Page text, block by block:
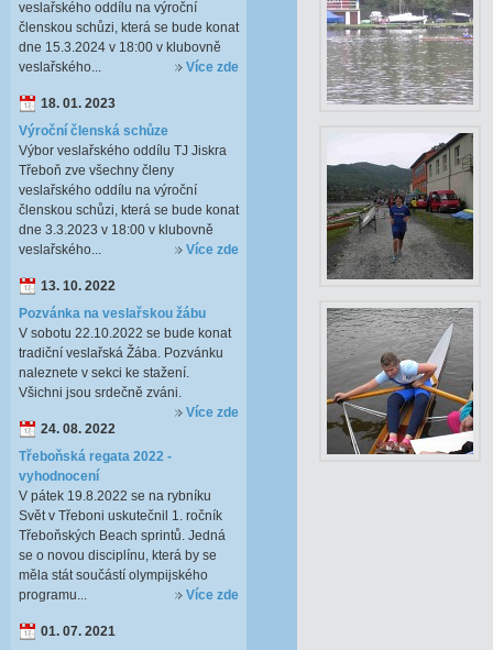
veslařského oddílu na výroční
členskou schůzi, která se bude konat
dne 15.3.2024 v 18:00 v klubovně
veslařského...
Více zde
18. 01. 2023
Výroční členská schůze
Výbor veslařského oddílu TJ Jiskra
Třeboň zve všechny členy
veslařského oddílu na výroční
členskou schůzi, která se bude konat
dne 3.3.2023 v 18:00 v klubovně
veslařského...
Více zde
13. 10. 2022
Pozvánka na veslařskou žábu
V sobotu 22.10.2022 se bude konat
tradiční veslařská Žába. Pozvánku
naleznete v sekci ke stažení.
Všichni jsou srdečně zváni.
Více zde
24. 08. 2022
Třeboňská regata 2022 -
vyhodnocení
V pátek 19.8.2022 se na rybníku
Svět v Třeboni uskutečnil 1. ročník
Třeboňských Beach sprintů. Jedná
se o novou disciplínu, která by se
měla stát součástí olympijského
programu...
Více zde
01. 07. 2021